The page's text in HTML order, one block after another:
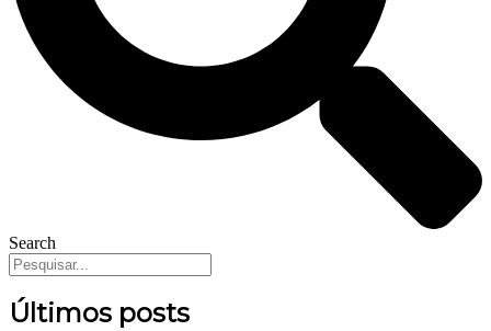
Search
Últimos posts